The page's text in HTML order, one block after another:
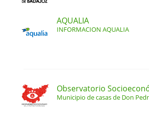
AQUALIA
INFORMACION AQUALIA
Observatorio
Municipio de casas de Don